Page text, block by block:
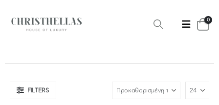
0
FILTERS